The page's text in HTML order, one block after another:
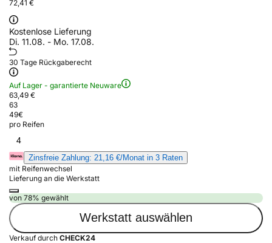
72,41 €
Kostenlose Lieferung
Di. 11.08. - Mo. 17.08.
30 Tage Rückgaberecht
Auf Lager - garantierte Neuware
63,49 €
63
49€
pro Reifen
4
Zinsfreie Zahlung: 21,16 €/Monat in 3 Raten
mit Reifenwechsel
Lieferung an die Werkstatt
von 78% gewählt
Werkstatt auswählen
Verkauf durch CHECK24